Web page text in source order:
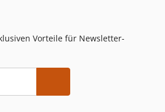
Vorteile für Newsletter-